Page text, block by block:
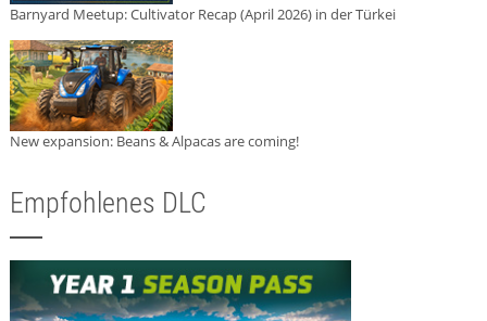
Barnyard Meetup: Cultivator Recap (April 2026) in der Türkei
New expansion: Beans & Alpacas are coming!
Empfohlenes DLC